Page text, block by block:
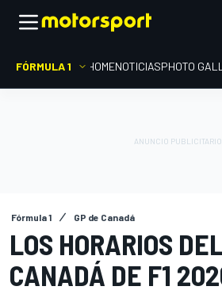
FÓRMULA 1 HOMENOTICIASPHOTO
Fórmula 1 GP de Canadá
LOS HORARIOS
CANADÁ DE F1